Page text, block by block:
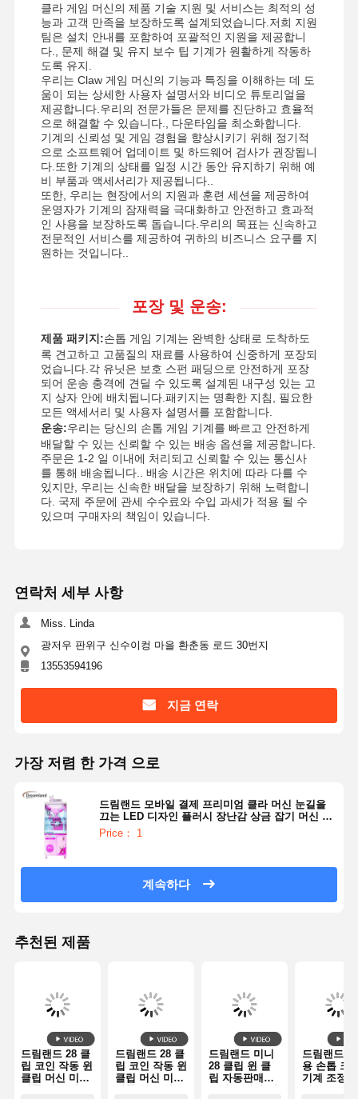
클라 게임 머신의 제품 기술 지원 및 서비스는 최적의 성
능과 고객 만족을 보장하도록 설계되었습니다.저희 지원
팀은 설치 안내를 포함하여 포괄적인 지원을 제공합니
다., 문제 해결 및 유지 보수 팁 기계가 원활하게 작동하
도록 유지.
우리는 Claw 게임 머신의 기능과 특징을 이해하는 데 도
움이 되는 상세한 사용자 설명서와 비디오 튜토리얼을
제공합니다.우리의 전문가들은 문제를 진단하고 효율적
으로 해결할 수 있습니다., 다운타임을 최소화합니다.
기계의 신뢰성 및 게임 경험을 향상시키기 위해 정기적
으로 소프트웨어 업데이트 및 하드웨어 검사가 권장됩니
다.또한 기계의 상태를 일정 시간 동안 유지하기 위해 예
비 부품과 액세서리가 제공됩니다..
또한, 우리는 현장에서의 지원과 훈련 세션을 제공하여
운영자가 기계의 잠재력을 극대화하고 안전하고 효과적
인 사용을 보장하도록 돕습니다.우리의 목표는 신속하고
전문적인 서비스를 제공하여 귀하의 비즈니스 요구를 지
원하는 것입니다..
포장 및 운송:
제품 패키지:손톱 게임 기계는 완벽한 상태로 도착하도
록 견고하고 고품질의 재료를 사용하여 신중하게 포장되
었습니다.각 유닛은 보호 스펀 패딩으로 안전하게 포장
되어 운송 충격에 견딜 수 있도록 설계된 내구성 있는 고
지 상자 안에 배치됩니다.패키지는 명확한 지침, 필요한
모든 액세서리 및 사용자 설명서를 포함합니다.
운송:우리는 당신의 손톱 게임 기계를 빠르고 안전하게
배달할 수 있는 신뢰할 수 있는 배송 옵션을 제공합니다.
주문은 1-2 일 이내에 처리되고 신뢰할 수 있는 통신사
를 통해 배송됩니다.. 배송 시간은 위치에 따라 다를 수
있지만, 우리는 신속한 배달을 보장하기 위해 노력합니
다. 국제 주문에 관세 수수료와 수입 과세가 적용 될 수
있으며 구매자의 책임이 있습니다.
연락처 세부 사항
Miss. Linda
광저우 판위구 신수이컹 마을 환춘동 로드 30번지
13553594196
지금 연락
가장 저렴 한 가격 으로
드림랜드 모바일 결제 프리미엄 클라 머신 눈길을
끄는 LED 디자인 플러시 장난감 상금 잡기 머신 소
매점 및 게임 구역
Price： 1
계속하다
추천된 제품
드림랜드 28 클
립 코인 작동 윈
클립 머신 미니
드림랜드 28 클
립 코인 작동 윈
클립 머신 미니
드림랜드 미니
28 클립 윈 클
립 자동판매기
드림랜드
용 손톱 크
기계 조정